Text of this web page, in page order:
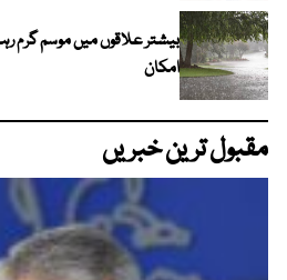
بیشتر علاقوں میں موسم گرم
امکان
مقبول ترین خبریں